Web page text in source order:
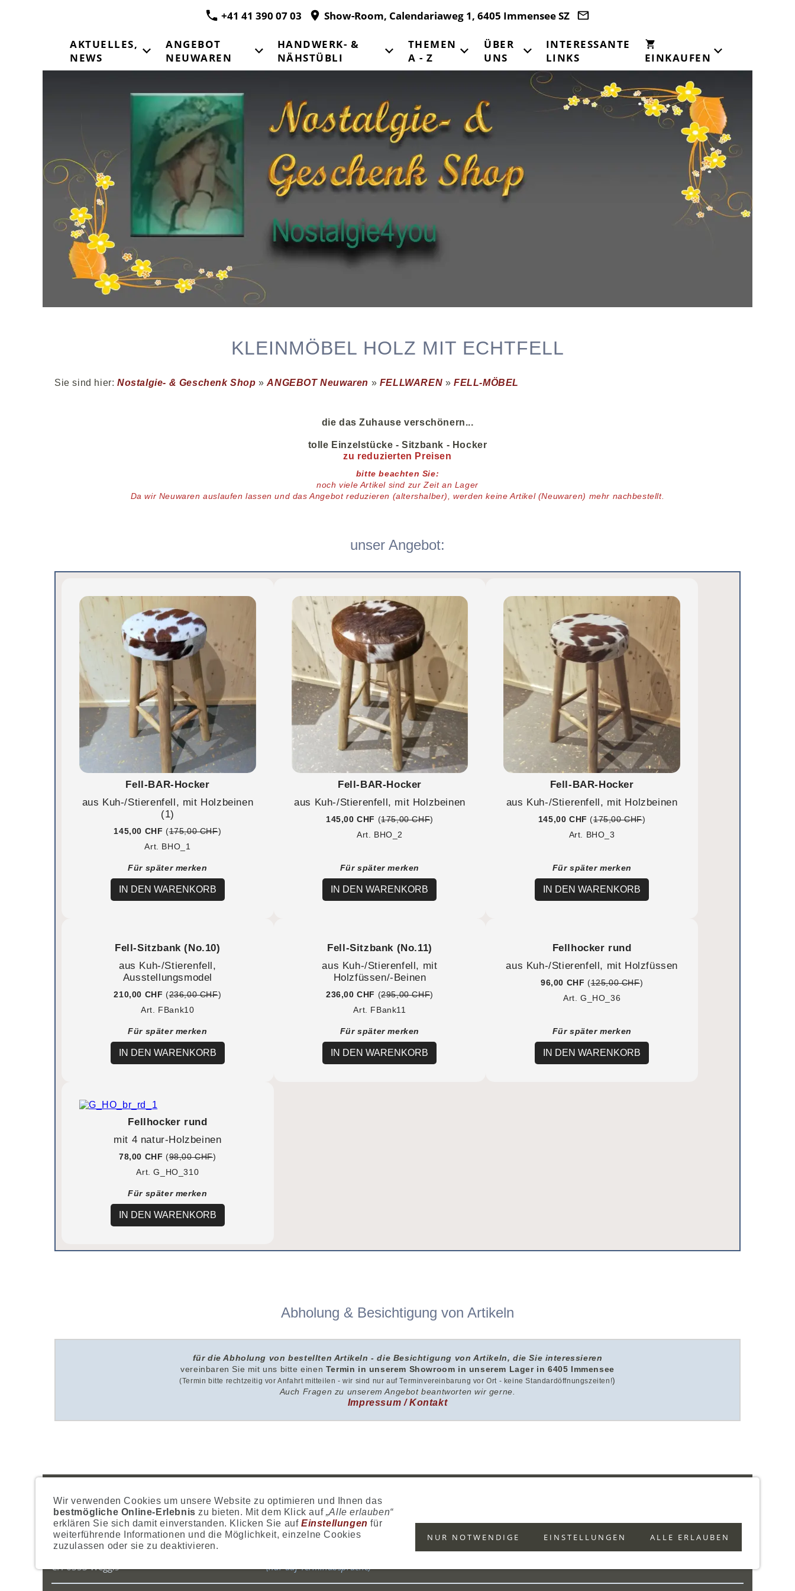
+41 41 390 07 03 Show-Room, Calendariaweg 1, 6405 Immensee SZ
AKTUELLES,
NEWS
ANGEBOT
NEUWAREN
HANDWERK- &
NÄHSTÜBLI
THEMEN
A - Z
ÜBER
UNS
INTERESSANTE
LINKS
EINKAUFEN
KLEINMÖBEL HOLZ MIT ECHTFELL
Sie sind hier: Nostalgie- & Geschenk Shop »ANGEBOT Neuwaren » FELLWAREN »FELL-MÖBEL
die das Zuhause verschönern...
tolle Einzelstücke - Sitzbank - Hocker
zu reduzierten Preisen
bitte beachten Sie:
noch viele Artikel sind zur Zeit an Lager
Da wir Neuwaren auslaufen lassen und das Angebot reduzieren (altershalber),werden keine Artikel (Neuwaren) mehr nachbestellt.
unser Angebot:
Fell-BAR-Hocker
aus Kuh-/Stierenfell, mit Holzbeinen
(1)
145,00 CHF (175,00 CHF)
Art. BHO_1
Für später merken
IN DEN WARENKORB
Fell-BAR-Hocker
aus Kuh-/Stierenfell, mit Holzbeinen
145,00 CHF (175,00 CHF)
Art. BHO_2
Für später merken
IN DEN WARENKORB
Fell-BAR-Hocker
aus Kuh-/Stierenfell, mit Holzbeinen
145,00 CHF (175,00 CHF)
Art. BHO_3
Für später merken
IN DEN WARENKORB
Fell-Sitzbank (No.10)
aus Kuh-/Stierenfell,
Ausstellungsmodel
210,00 CHF (236,00 CHF)
Art. FBank10
Für später merken
IN DEN WARENKORB
Fell-Sitzbank (No.11)
aus Kuh-/Stierenfell, mit
Holzfüssen/-Beinen
236,00 CHF (295,00 CHF)
Art. FBank11
Für später merken
IN DEN WARENKORB
Fellhocker rund
aus Kuh-/Stierenfell, mit Holzfüssen
96,00 CHF (125,00 CHF)
Art. G_HO_36
Für später merken
IN DEN WARENKORB
Fellhocker rund
mit 4 natur-Holzbeinen
78,00 CHF (98,00 CHF)
Art. G_HO_310
Für später merken
IN DEN WARENKORB
Abholung & Besichtigung von Artikeln
für die Abholung von bestellten Artikeln - die Besichtigung von Artikeln, die Sie interessieren
vereinbaren Sie mit uns bitteeinen Termin in unserem Showroom in unserem Lager in 6405 Immensee
(Termin bitte rechtzeitig vor Anfahrt mitteilen - wir sind nur auf Terminvereinbarung vor Ort - keine Standardöffnungszeiten!)
Auch Fragen zu unserem Angebot beantworten wir gerne.
Impressum / Kontakt
POSTADRESSE
Nostalgie- & Geschenk Shop
Maja Schmid
CH-6353 Weggis
SHOWROOM
STANDORT:
(nur auf Terminabsprache)
Tel.: +41 (0)41 390 07 03
Wir verwenden Cookies um unsere Website zu optimieren und Ihnen das
bestmögliche Online-Erlebnis zu bieten. Mit dem Klick auf „Alle erlauben“
erklären Sie sich damit einverstanden. Klicken Sie aufEinstellungen für
weiterführende Informationen und die Möglichkeit, einzelne Cookies
zuzulassen oder sie zu deaktivieren.
NUR NOTWENDIGE EINSTELLUNGEN ALLE ERLAUBEN